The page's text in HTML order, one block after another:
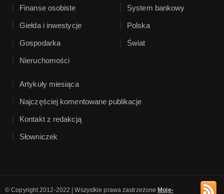
Finanse osobiste
Giełda i inwestycje
Gospodarka
Nieruchomości
System bankowy
Polska
Świat
Artykuły miesiąca
Najczęściej komentowane publikacje
Kontakt z redakcją
Słowniczek
© Copyright 2012-2022 | Wszystkie prawa zastrzeżone Moje-